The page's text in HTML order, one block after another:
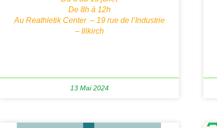
De 8h à 12h
Au Reathletik Center – 19 rue de l’Industrie
– Illkirch
13 Mai 2024